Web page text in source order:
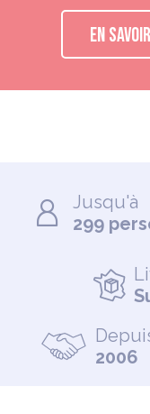
EN
Jusqu'à
299
2006